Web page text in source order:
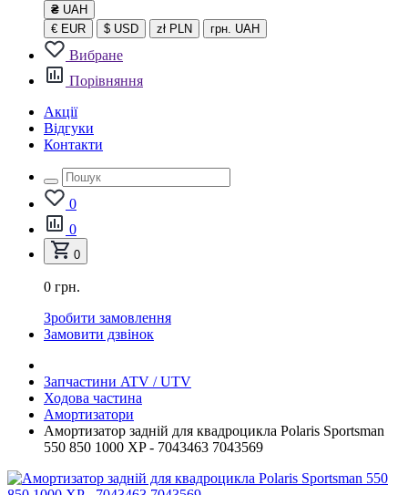
₴ UAH
€ EUR $ USD zł PLN грн. UAH
Вибране
Порівняння
Акції
Відгуки
Контакти
0
0
0
0 грн.
Зробити замовлення
Замовити дзвінок
Запчастини ATV / UTV
Ходова частина
Амортизатори
Амортизатор задній для квадроцикла Polaris Sportsman
550 850 1000 XP - 7043463 7043569